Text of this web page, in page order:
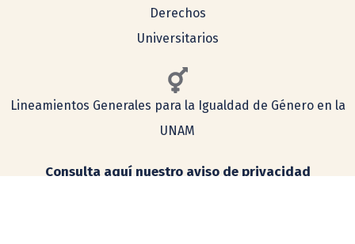
Derechos
Universitarios
Lineamientos Generales para la Igualdad de Género en la
UNAM
Consulta aquí nuestro aviso de privacidad